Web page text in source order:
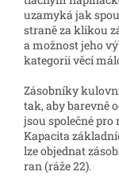
uzamyká jak
straně za klikou
a možnost jeho
kategorii věcí
Zásobníky
tak, aby barevně
jsou společné pro
Kapacita
lze objednat
ran (ráže 22).